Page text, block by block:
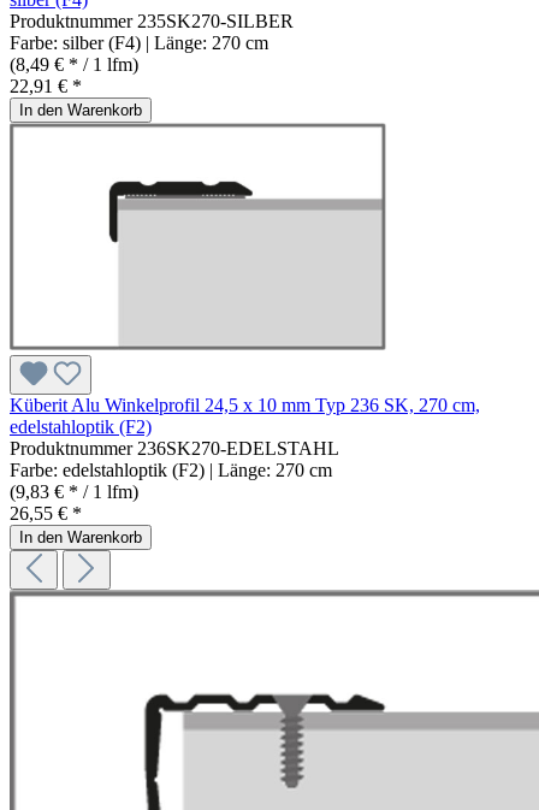
Produktnummer 235SK270-SILBER
Farbe: silber (F4) | Länge: 270 cm
(8,49 € * / 1 lfm)
22,91 € *
In den Warenkorb
Küberit Alu Winkelprofil 24,5 x 10 mm Typ 236 SK, 270 cm,
edelstahloptik (F2)
Produktnummer236SK270-EDELSTAHL
Farbe: edelstahloptik (F2) | Länge: 270 cm
(9,83 € * / 1 lfm)
26,55 € *
In den Warenkorb